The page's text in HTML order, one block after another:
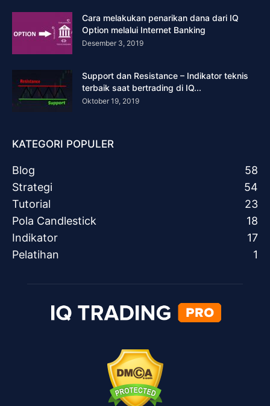
Cara melakukan penarikan dana dari IQ
Option melalui Internet Banking
Desember 3, 2019
Support dan Resistance – Indikator teknis
terbaik saat bertrading di IQ...
Oktober 19, 2019
KATEGORI POPULER
Blog
58
Strategi
54
Tutorial
23
Pola Candlestick
18
Indikator
17
Pelatihan
1